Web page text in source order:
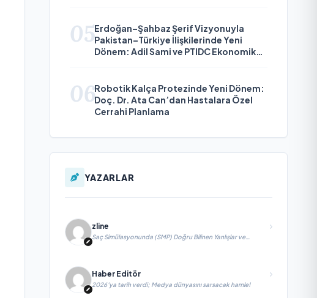
05Erdoğan–Şahbaz Şerif Vizyonuyla
Pakistan–Türkiye İlişkilerinde Yeni
Dönem: Adil Sami ve PTIDC Ekonomik
06Robotik Kalça Protezinde Yeni Dönem:
Doç. Dr. Ata Can’dan Hastalara Özel
Cerrahi Planlama
YAZARLAR
zline
Saç Simülasyonunda (SMP) Doğru Bilinen Yanlışlar ve
Sektörün Geleceği: Onur Akdeniz ile Özel Röportaj
Haber Editör
2026’ya tarih verdi; Medya dünyasını sarsacak hamle!